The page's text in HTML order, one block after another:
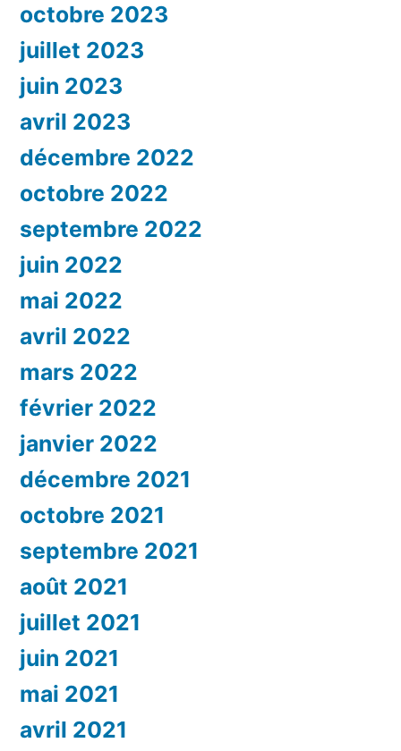
octobre 2023
juillet 2023
juin 2023
avril 2023
décembre 2022
octobre 2022
septembre 2022
juin 2022
mai 2022
avril 2022
mars 2022
février 2022
janvier 2022
décembre 2021
octobre 2021
septembre 2021
août 2021
juillet 2021
juin 2021
mai 2021
avril 2021